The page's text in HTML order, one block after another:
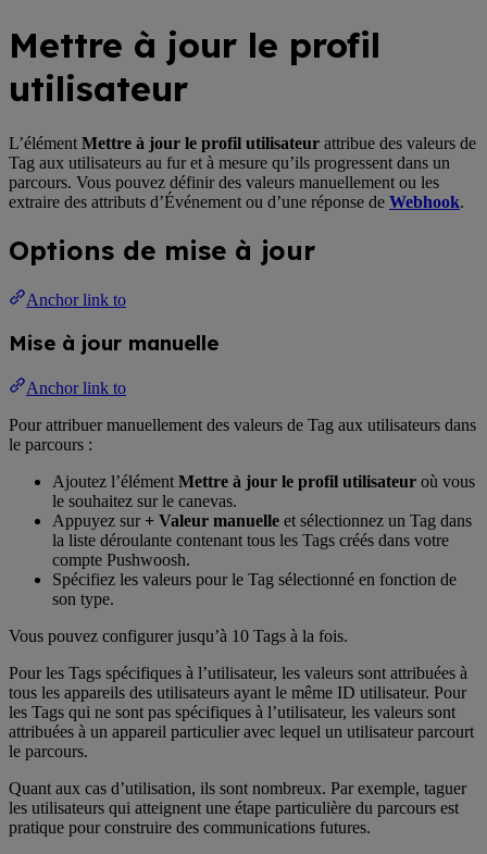
Mettre à jour le profil
utilisateur
L’élément Mettre à jour le profil utilisateur attribue des valeurs de
Tag aux utilisateurs au fur et à mesure qu’ils progressent dans un
parcours. Vous pouvez définir des valeurs manuellement ou les
extraire des attributs d’Événement ou d’une réponse de Webhook.
Options de mise à jour
Anchor link to
Mise à jour manuelle
Anchor link to
Pour attribuer manuellement des valeurs de Tag aux utilisateurs dans
le parcours :
Ajoutez l’élément Mettre à jour le profil utilisateur où vous
le souhaitez sur le canevas.
Appuyez sur + Valeur manuelle et sélectionnez un Tag dans
la liste déroulante contenant tous les Tags créés dans votre
compte Pushwoosh.
Spécifiez les valeurs pour le Tag sélectionné en fonction de
son type.
Vous pouvez configurer jusqu’à 10 Tags à la fois.
Pour les Tags spécifiques à l’utilisateur, les valeurs sont attribuées à
tous les appareils des utilisateurs ayant le même ID utilisateur. Pour
les Tags qui ne sont pas spécifiques à l’utilisateur, les valeurs sont
attribuées à un appareil particulier avec lequel un utilisateur parcourt
le parcours.
Quant aux cas d’utilisation, ils sont nombreux. Par exemple, taguer
les utilisateurs qui atteignent une étape particulière du parcours est
pratique pour construire des communications futures.